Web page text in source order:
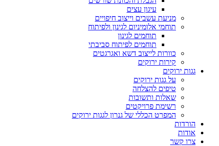
עיגון עצים
מניעת עשבים וייצוב חיפויים
תוחמי אלומיניום לגינון ולפיתוח
תוחמים לגינון
תוחמים לפיתוח סביבתי
כוורות לייצוב דשא ואגרגטים
קירות ירוקים
גגות ירוקים
על גגות ירוקים
טיפים להצלחה
שאלות ותשובות
רשימת פרויקטים
המפרט הכללי של גנרון לגגות ירוקים
הורדות
אודות
צרו קשר